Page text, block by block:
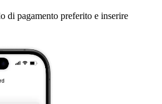
di pagamento preferito e inserire